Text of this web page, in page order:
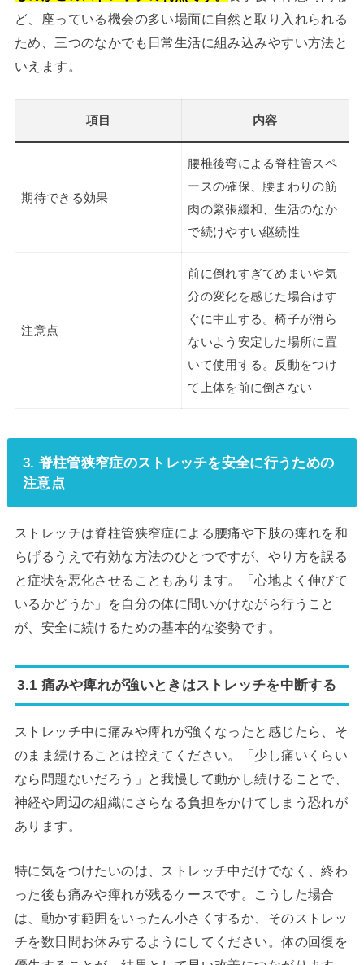
ど、座っている機会の多い場面に自然と取り入れられる
ため、三つのなかでも日常生活に組み込みやすい方法と
いえます。
項目 内容
期待できる効果
腰椎後弯による脊柱管スペ
ースの確保、腰まわりの筋
肉の緊張緩和、生活のなか
で続けやすい継続性
注意点
前に倒れすぎてめまいや気
分の変化を感じた場合はす
ぐに中止する。椅子が滑ら
ないよう安定した場所に置
いて使用する。反動をつけ
て上体を前に倒さない
3. 脊柱管狭窄症のストレッチを安全に行うための
注意点
ストレッチは脊柱管狭窄症による腰痛や下肢の痺れを和
らげるうえで有効な方法のひとつですが、やり方を誤る
と症状を悪化させることもあります。「心地よく伸びて
いるかどうか」を自分の体に問いかけながら行うこと
が、安全に続けるための基本的な姿勢です。
3.1 痛みや痺れが強いときはストレッチを中断する
ストレッチ中に痛みや痺れが強くなったと感じたら、そ
のまま続けることは控えてください。「少し痛いくらい
なら問題ないだろう」と我慢して動かし続けることで、
神経や周辺の組織にさらなる負担をかけてしまう恐れが
あります。
特に気をつけたいのは、ストレッチ中だけでなく、終わ
った後も痛みや痺れが残るケースです。こうした場合
は、動かす範囲をいったん小さくするか、そのストレッ
チを数日間お休みするようにしてください。体の回復を